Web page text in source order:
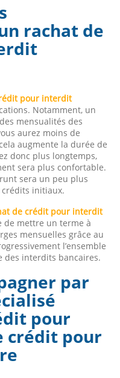
rachat de
pour interdit
Notamment, un
mensualités des
aurez moins de
augmente la durée de
donc plus longtemps,
sera plus confortable.
sera un peu plus
crédits initiaux.
de crédit pour interdit
de mettre un terme à
mensuelles grâce au
l’ensemble
des interdits bancaires.
par
pour
crédit pour